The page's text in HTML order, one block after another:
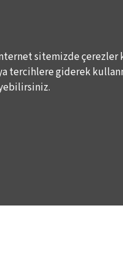
sitemizde çerezler
tercihlere giderek